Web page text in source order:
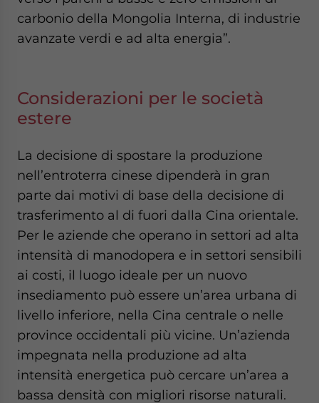
carbonio della Mongolia Interna, di industrie
avanzate verdi e ad alta energia”.
Considerazioni per le società
estere
La decisione di spostare la produzione
nell’entroterra cinese dipenderà in gran
parte dai motivi di base della decisione di
trasferimento al di fuori dalla Cina orientale.
Per le aziende che operano in settori ad alta
intensità di manodopera e in settori sensibili
ai costi, il luogo ideale per un nuovo
insediamento può essere un’area urbana di
livello inferiore, nella Cina centrale o nelle
province occidentali più vicine. Un’azienda
impegnata nella produzione ad alta
intensità energetica può cercare un’area a
bassa densità con migliori risorse naturali.